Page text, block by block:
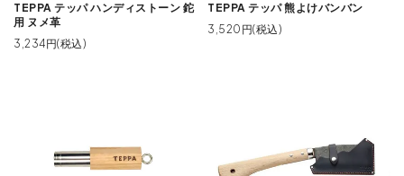
TEPPA テッパ ハンディストーン 鉈
用 ヌメ革
3,234円(税込)
TEPPA テッパ 熊よけバンバン
3,520円(税込)